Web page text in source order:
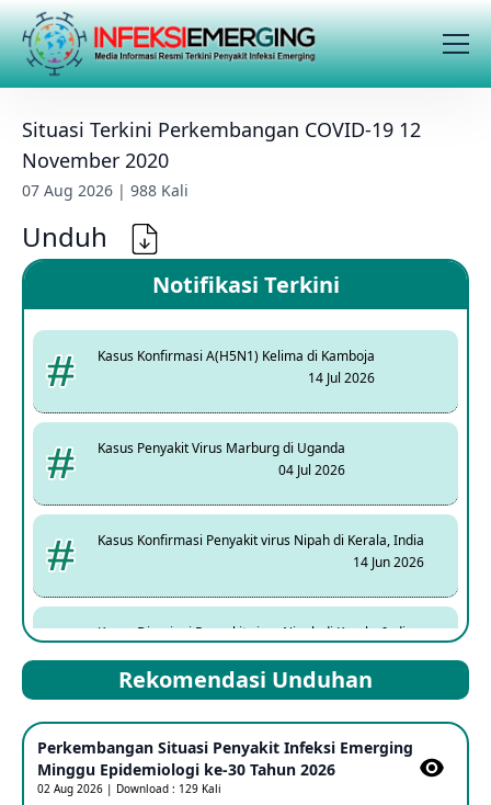
Situasi Terkini Perkembangan COVID-19 12
November 2020
07 Aug 2026 | 988 Kali
Unduh
Notifikasi Terkini
Kasus Konfirmasi A(H5N1) Kelima di Kamboja
14 Jul 2026
Kasus Penyakit Virus Marburg di Uganda
04 Jul 2026
Kasus Konfirmasi Penyakit virus Nipah di Kerala, India
14 Jun 2026
Kasus Dicurigai Penyakit virus Nipah di Kerala, India
Mpox Clade 1b di Taiwan
25 May 2026
Rekomendasi Unduhan
Perkembangan Situasi Penyakit Infeksi Emerging
Minggu Epidemiologi ke-30 Tahun 2026
02 Aug 2026 | Download : 129 Kali